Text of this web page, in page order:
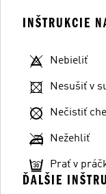
INŠTRUKCIE
Nebieliť
Nesušiť v
Nečistiť
Nežehliť
Prať v
ĎALŠIE